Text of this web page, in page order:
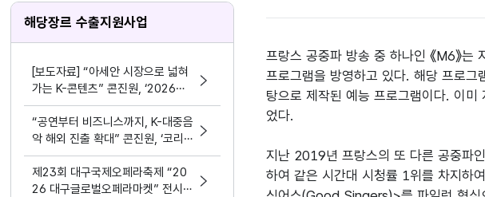
해당장르 수출지원사업
[보도자료] “아세안 시장으로 넓혀
가는 K-콘텐츠” 콘진원, ‘2026
한-아세안 K-콘텐츠 비즈위크’성공
적 마무리
“공연부터 비즈니스까지, K-대중음
악 해외 진출 확대” 콘진원, ‘코리
아 스포트라이트 @인도네시아’ 개
최
제23회 대구국제오페라축제 “20
26 대구글로벌오페라마켓” 전시부
프랑스 공중파 방송 중 하나인 《M6》
프로그램을 방영하고 있다. 해당 프로
탕으로 제작된 예능 프로그램이다. 이
었다.
지난 2019년 프랑스의 또 다른 공중파
하여 같은 시간대 시청률 1위를 차지하